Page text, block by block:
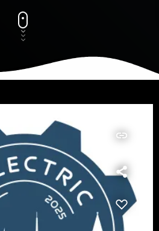
insert_link